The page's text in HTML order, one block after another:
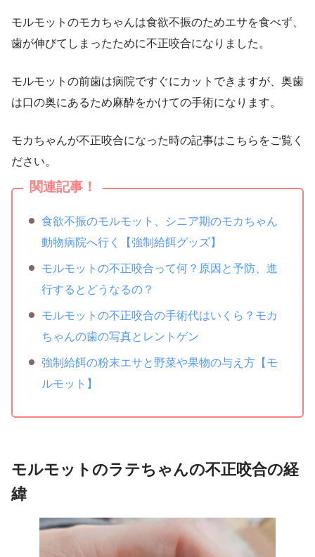
モルモットのモカちゃんは食欲不振のためエサを食べず、
歯が伸びてしまったために不正咬合になりました。
モルモットの前歯は病院ですぐにカットできますが、奥歯
は口の奥にあるため麻酔をかけての手術になります。
モカちゃんが不正咬合になった時の記事はこちらをご覧く
ださい。
関連記事！
食欲不振のモルモット、シニア期のモカちゃん
動物病院へ行く【強制給餌グッズ】
モルモットの不正咬合って何？原因と予防、進
行するとどうなるの？
モルモットの不正咬合の手術代はいくら？モカ
ちゃんの歯の写真とレントゲン
強制給餌の粉末エサと野菜や果物の与え方【モ
ルモット】
モルモットのラテちゃんの不正咬合の経
緯